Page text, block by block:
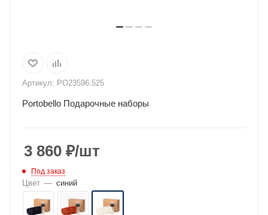
Артикул: PO23596.525
Portobello Подарочные наборы
3 860 ₽/шт
Под заказ
Цвет — синий